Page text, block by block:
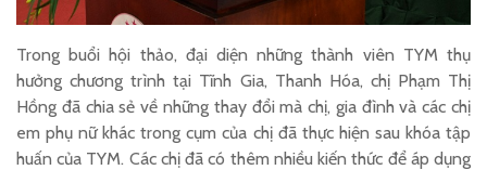
Trong buổi hội thảo, đại diện những thành viên TYM thụ
hưởng chương trình tại Tĩnh Gia, Thanh Hóa, chị Phạm Thị
Hồng đã chia sẻ về những thay đổi mà chị, gia đình và các chị
em phụ nữ khác trong cụm của chị đã thực hiện sau khóa tập
huấn của TYM. Các chị đã có thêm nhiều kiến thức để áp dụng